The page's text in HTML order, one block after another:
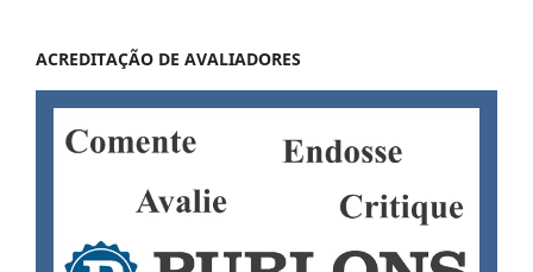
ACREDITAÇÃO DE AVALIADORES